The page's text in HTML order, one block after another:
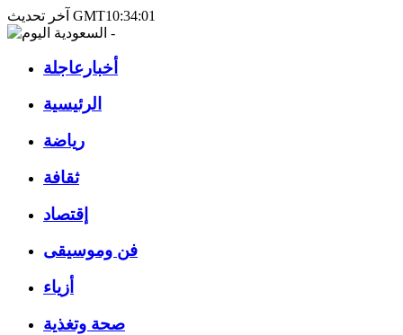
آخر تحديث GMT10:34:01
أخبارعاجلة
الرئيسية
رياضة
ثقافة
إقتصاد
فن وموسيقى
أزياء
صحة وتغذية